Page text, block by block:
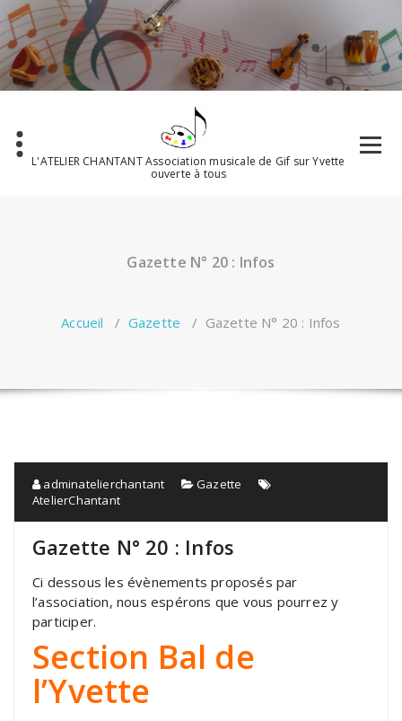
Aller
au
contenu
L'ATELIER CHANTANT Association musicale de Gif sur Yvette
ouverte à tous
Gazette N° 20 : Infos
Accueil / Gazette / Gazette N° 20 : Infos
adminatelierchantant
Gazette
AtelierChantant
Gazette N° 20 : Infos
Ci dessous les évènements proposés par
l’association, nous espérons que vous pourrez y
participer.
Section Bal de
l’Yvette